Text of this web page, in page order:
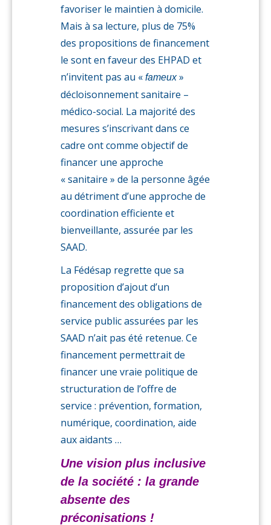
favoriser le maintien à domicile.
Mais à sa lecture, plus de 75%
des propositions de financement
le sont en faveur des EHPAD et
n’invitent pas au « fameux»
décloisonnement sanitaire –
médico-social. La majorité des
mesures s’inscrivant dans ce
cadre ont comme objectif de
financer une approche
« sanitaire » de la personne âgée
au détriment d’une approche de
coordination efficiente et
bienveillante, assurée par les
SAAD.
La Fédésap regrette que sa
proposition d’ajout d’un
financement des obligations de
service public assurées par les
SAAD n’ait pas été retenue. Ce
financement permettrait de
financer une vraie politique de
structuration de l’offre de
service : prévention, formation,
numérique, coordination, aide
aux aidants …
Une vision plus inclusive
de la société : la grande
absente des
préconisations !